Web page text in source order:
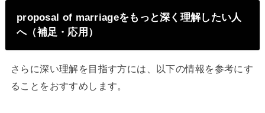
proposal of marriageをもっと深く理解したい人
へ（補足・応用）
さらに深い理解を目指す方には、以下の情報を参考にす
ることをおすすめします。